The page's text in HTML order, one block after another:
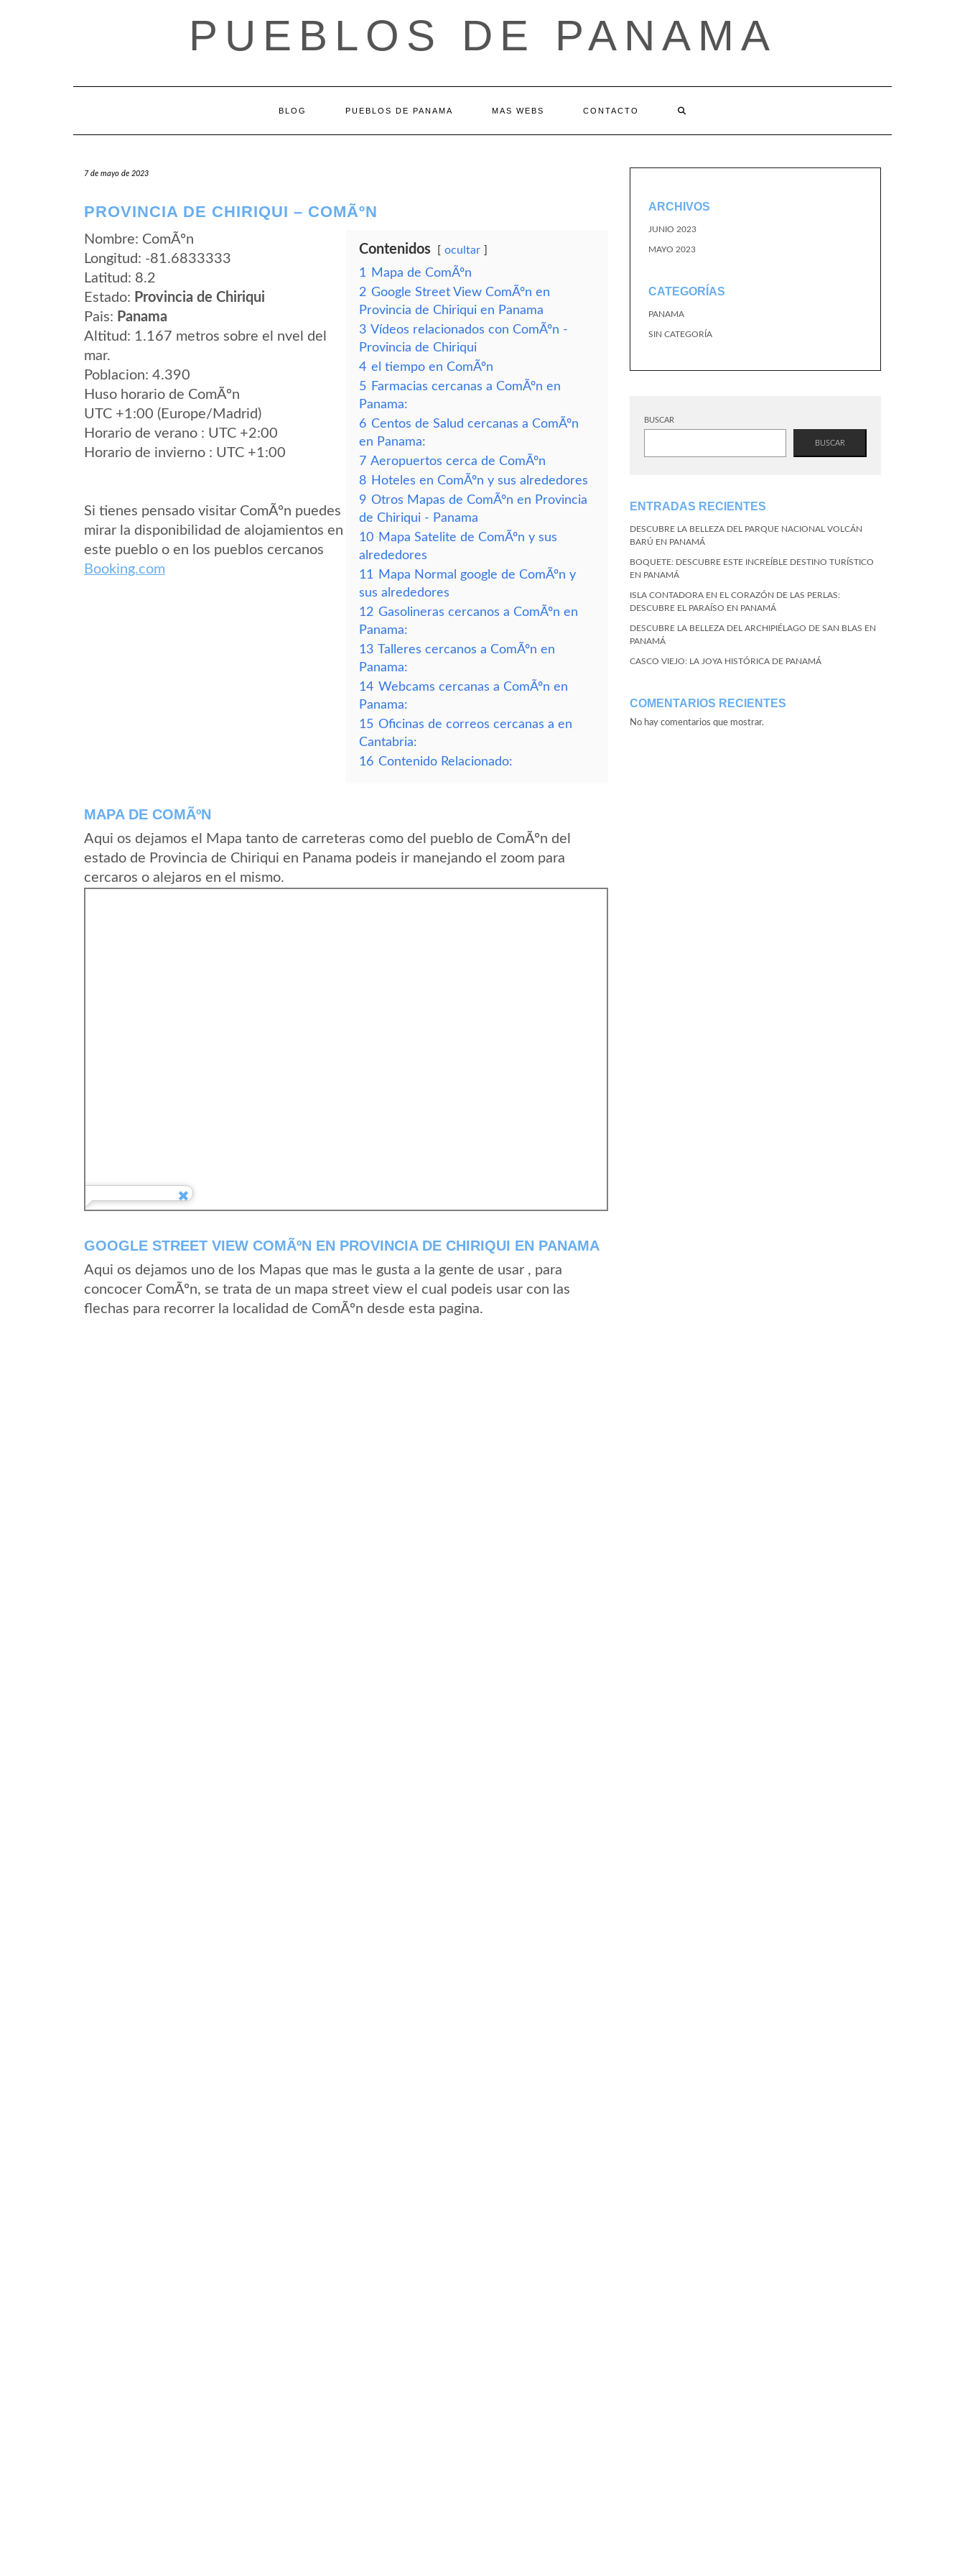
PUEBLOS DE PANAMA
BLOG PUEBLOS DE PANAMA MAS WEBS CONTACTO
7 de mayo de 2023
PROVINCIA DE CHIRIQUI – COMÃºN
Nombre: ComÃºn
Longitud: -81.6833333
Latitud: 8.2
Estado: Provincia de Chiriqui
Pais: Panama
Altitud: 1.167 metros sobre el nvel del
mar.
Poblacion: 4.390
Huso horario de ComÃºn
UTC +1:00 (Europe/Madrid)
Horario de verano : UTC +2:00
Horario de invierno : UTC +1:00
Si tienes pensado visitar ComÃºn puedes
mirar la disponibilidad de alojamientos en
este pueblo o en los pueblos cercanos
Booking.com
Contenidos ocultar
1
Mapa de ComÃºn
2 Google Street View ComÃºn en
Provincia de Chiriqui en Panama
3 Vídeos relacionados con ComÃºn -
Provincia de Chiriqui
4 el tiempo en ComÃºn
5 Farmacias cercanas a ComÃºn en
Panama:
6 Centos de Salud cercanas a ComÃºn
en Panama:
7 Aeropuertos cerca de ComÃºn
8 Hoteles en ComÃºn y sus alrededores
9 Otros Mapas de ComÃºn en Provincia
de Chiriqui - Panama
10 Mapa Satelite de ComÃºn y sus
alrededores
11
Mapa Normal google de ComÃºn y
sus alrededores
12 Gasolineras cercanos a ComÃºn en
Panama:
13 Talleres cercanos a ComÃºn en
Panama:
14 Webcams cercanas a ComÃºn en
Panama:
15 Oficinas de correos cercanas a en
Cantabria:
16 Contenido Relacionado:
MAPA DE COMÃºN
Aqui os dejamos el Mapa tanto de carreteras como del pueblo de ComÃºn del
estado de Provincia de Chiriqui en Panama podeis ir manejando el zoom para
cercaros o alejaros en el mismo.
GOOGLE STREET VIEW COMÃºN EN PROVINCIA DE CHIRIQUI EN PANAMA
Aqui os dejamos uno de los Mapas que mas le gusta a la gente de usar , para
concocer ComÃºn, se trata de un mapa street view el cual podeis usar con las
flechas para recorrer la localidad de ComÃºn desde esta pagina.
ARCHIVOS
JUNIO 2023
MAYO 2023
CATEGORÍAS
PANAMA
SIN CATEGORÍA
BUSCAR
BUSCAR
ENTRADAS RECIENTES
DESCUBRE LA BELLEZA DEL PARQUE NACIONAL VOLCÁN
BARÚ EN PANAMÁ
BOQUETE: DESCUBRE ESTE INCREÍBLE DESTINO TURÍSTICO
EN PANAMÁ
ISLA CONTADORA EN EL CORAZÓN DE LAS PERLAS:
DESCUBRE EL PARAÍSO EN PANAMÁ
DESCUBRE LA BELLEZA DEL ARCHIPIÉLAGO DE SAN BLAS EN
PANAMÁ
CASCO VIEJO: LA JOYA HISTÓRICA DE PANAMÁ
COMENTARIOS RECIENTES
No hay comentarios que mostrar.